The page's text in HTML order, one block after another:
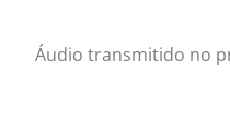
Áudio transmitido no